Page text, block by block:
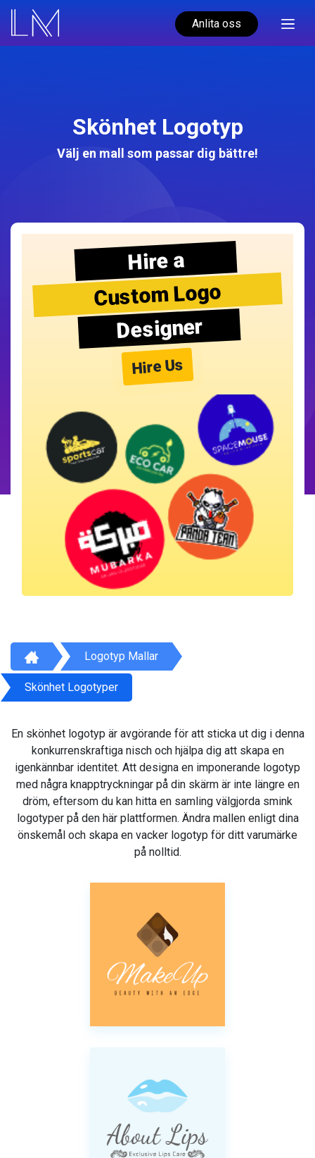
Anlita oss
Skönhet Logotyp
Välj en mall som passar dig bättre!
Hire a
Custom Logo
Designer
Hire Us
Logotyp Mallar
Skönhet Logotyper
En skönhet logotyp är avgörande för att sticka ut dig i denna
konkurrenskraftiga nisch och hjälpa dig att skapa en
igenkännbar identitet. Att designa en imponerande logotyp
med några knapptryckningar på din skärm är inte längre en
dröm, eftersom du kan hitta en samling välgjorda smink
logotyper på den här plattformen. Ändra mallen enligt dina
önskemål och skapa en vacker logotyp för ditt varumärke
på nolltid.